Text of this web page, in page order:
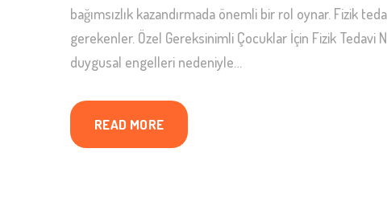
bağımsızlık kazandırmada önemli bir rol oynar. Fizik
gerekenler. Özel Gereksinimli Çocuklar İçin Fizik
duygusal engelleri nedeniyle…
READ MORE